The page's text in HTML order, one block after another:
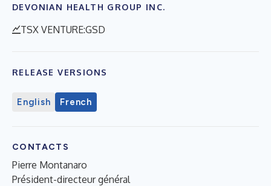
DEVONIAN HEALTH GROUP INC.
TSX VENTURE:GSD
RELEASE VERSIONS
English French
CONTACTS
Pierre Montanaro
Président-directeur général